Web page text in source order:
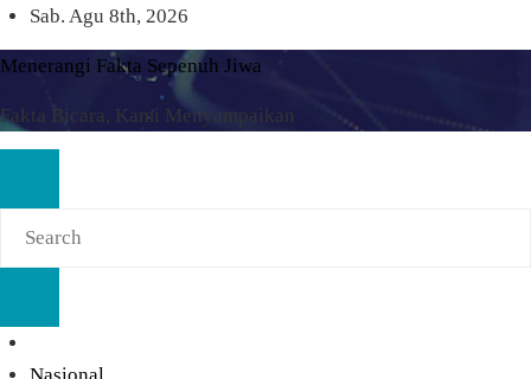
Skip
to
content
Sab. Agu 8th, 2026
Menerangi Fakta Sepenuh Jiwa
Fakta Bicara, Kami Menyampaikan